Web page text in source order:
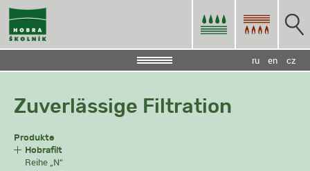
cz
en
ru
Zuverlässige Filtration
Produkte
Hobrafilt
Reihe „N“